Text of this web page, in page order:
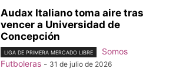
Audax Italiano toma aire tras
vencer a Universidad de
Concepción
LIGA DE PRIMERA MERCADO LIBRE
Somos
Futboleras - 31 de julio de 2026